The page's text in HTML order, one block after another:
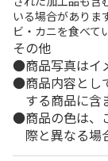
いる場合がありま
ビ・カニを食べて
その他
商品写真はイ
商品内容とし
する商品に含
商品の色は、
際と異なる場